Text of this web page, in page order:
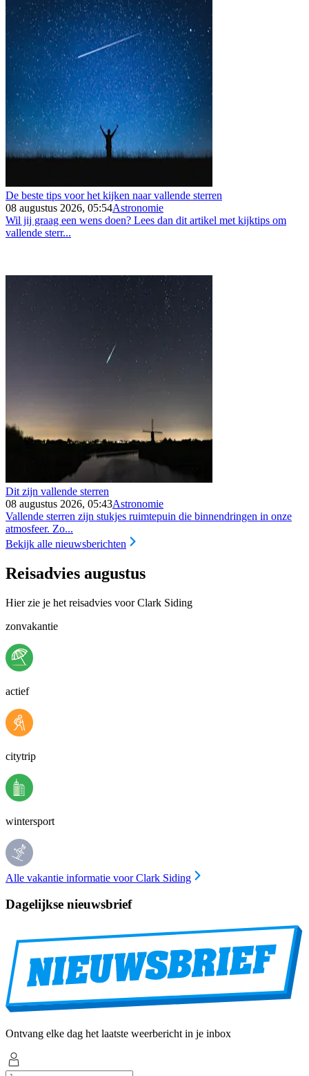
De beste tips voor het kijken naar vallende sterren
08 augustus 2026, 05:54Astronomie
Wil jij graag een wens doen? Lees dan dit artikel met kijktips om
vallende sterr...
Dit zijn vallende sterren
08 augustus 2026, 05:43Astronomie
Vallende sterren zijn stukjes ruimtepuin die binnendringen in onze
atmosfeer. Zo...
Bekijk alle nieuwsberichten
Reisadvies augustus
Hier zie je het reisadvies voor Clark Siding
zonvakantie
actief
citytrip
wintersport
Alle vakantie informatie voor Clark Siding
Dagelijkse nieuwsbrief
Ontvang elke dag het laatste weerbericht in je inbox